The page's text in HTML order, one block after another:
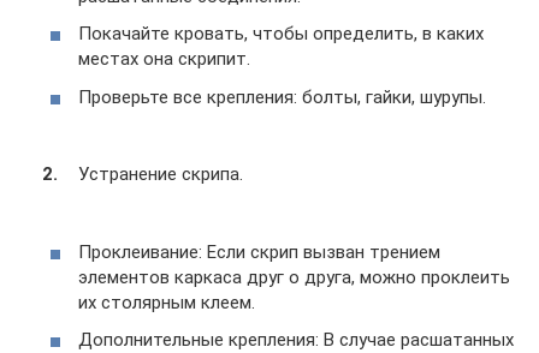
Покачайте кровать, чтобы определить, в каких
местах она скрипит.
Проверьте все крепления: болты, гайки, шурупы.
Устранение скрипа.
Проклеивание: Если скрип вызван трением
элементов каркаса друг о друга, можно проклеить
их столярным клеем.
Дополнительные крепления: В случае расшатанных